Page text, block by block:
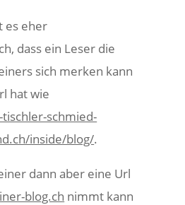
es eher
dass ein Leser die
sich merken kann
hat wie
schmied-
inside/blog/.
dann aber eine Url
blog.ch nimmt kann